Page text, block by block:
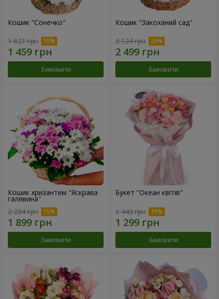
Кошик "Сонечко"
1 621 грн
Замовити
Кошик "Закоханий сад"
3 124 грн
Замовити
Кошик хризантем "Яскрава
галявина"
2 234 грн
Замовити
Букет "Океан квітів"
1 443 грн
Замовити